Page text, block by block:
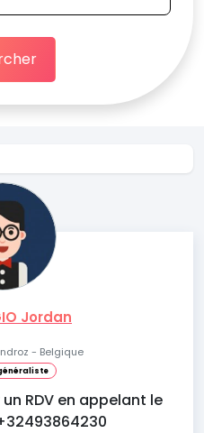
Jordan
- Belgique
RDV en appelant le